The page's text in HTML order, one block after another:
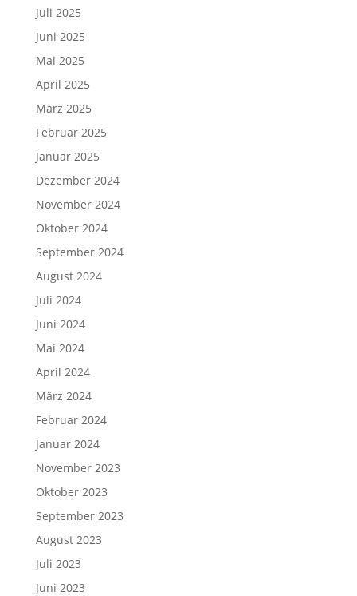
Juli 2025
Juni 2025
Mai 2025
April 2025
März 2025
Februar 2025
Januar 2025
Dezember 2024
November 2024
Oktober 2024
September 2024
August 2024
Juli 2024
Juni 2024
Mai 2024
April 2024
März 2024
Februar 2024
Januar 2024
November 2023
Oktober 2023
September 2023
August 2023
Juli 2023
Juni 2023